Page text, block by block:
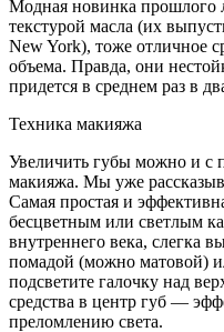
Модная новинка прошлого
текстурой масла (их
New York), тоже отличное
объема. Правда, они
придется в среднем раз в
Техника макияжа
Увеличить губы можно и с
макияжа. Мы уже
Самая простая и
бесцветным или светлым
внутреннего века, слегка
помадой (можно матовой)
подсветите галочку над
средства в центр губ —
преломлению света.